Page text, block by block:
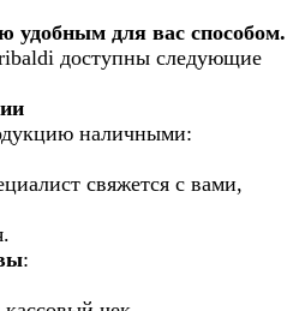
удобным для вас способом.
доступны следующие
наличными:
свяжется с вами,
: